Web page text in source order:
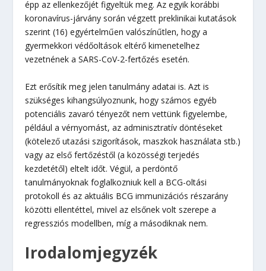
épp az ellenkezőjét figyeltük meg. Az egyik korábbi
koronavírus-járvány során végzett preklinikai kutatások
szerint (16) egyértelműen valószínűtlen, hogy a
gyermekkori védőoltások eltérő kimenetelhez
vezetnének a SARS-CoV-2-fertőzés esetén.
Ezt erősítik meg jelen tanulmány adatai is. Azt is
szükséges kihangsúlyoznunk, hogy számos egyéb
potenciális zavaró tényezőt nem vettünk figyelembe,
például a vérnyomást, az adminisztratív döntéseket
(kötelező utazási szigorítások, maszkok használata stb.)
vagy az első fertőzéstől (a közösségi terjedés
kezdetétől) eltelt időt. Végül, a perdöntő
tanulmányoknak foglalkozniuk kell a BCG-oltási
protokoll és az aktuális BCG immunizációs részarány
közötti ellentéttel, mivel az elsőnek volt szerepe a
regressziós modellben, míg a másodiknak nem.
Irodalomjegyzék